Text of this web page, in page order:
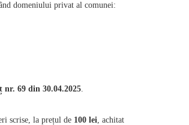
domeniului privat al comunei:
69 din 30.04.2025.
scrise, la prețul de 100 lei, achitat